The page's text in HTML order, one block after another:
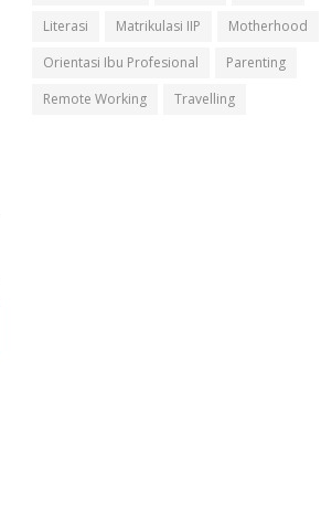
Literasi
Matrikulasi IIP
Motherhood
Orientasi Ibu Profesional
Parenting
Remote Working
Travelling